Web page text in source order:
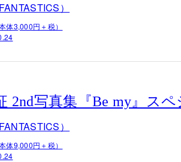
）
体3,000円＋税）
2nd写真集『Be my』ス
）
体9,000円＋税）